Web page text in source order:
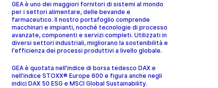
GEA è uno dei maggiori fornitori di sistemi al mondo
per i settori alimentare, delle bevande e
farmaceutico. Il nostro portafoglio comprende
macchinari e impianti, nonché tecnologie di processo
avanzate, componenti e servizi completi. Utilizzati in
diversi settori industriali, migliorano la sostenibilità e
l'efficienza dei processi produttivi a livello globale.
GEA è quotata nell'indice di borsa tedesco DAX e
nell'indice STOXX® Europe 600 e figura anche negli
indici DAX 50 ESG e MSCI Global Sustainability.